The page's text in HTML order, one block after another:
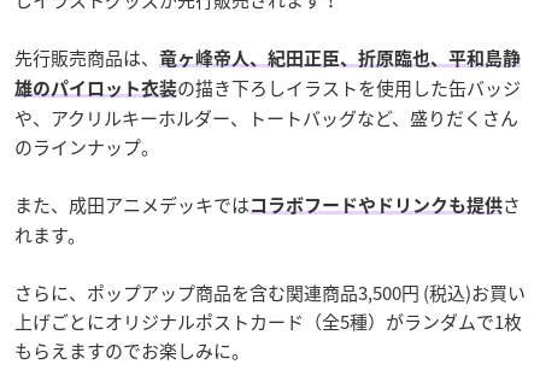
先行販売商品は、
竜ヶ峰帝人、紀田正臣、折原臨也、平和島静
雄のパイロット衣装の描き下ろしイラストを使用した缶バッジ
や、アクリルキーホルダー、トートバッグなど、盛りだくさん
のラインナップ。
また、成田アニメデッキでは コラボフードやドリンクも提供さ
れます。
さらに、ポップアップ商品を含む関連商品3,500円 (税込)お買い
上げごとにオリジナルポストカード（全5種）がランダムで1枚
もらえますのでお楽しみに。